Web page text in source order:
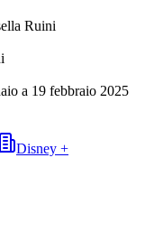
Ruini
a 19 febbraio 2025
Disney +